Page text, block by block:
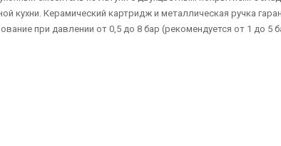
кухни. Керамический картридж и металлическая ручка
при давлении от 0,5 до 8 бар (рекомендуется от 1 до 5